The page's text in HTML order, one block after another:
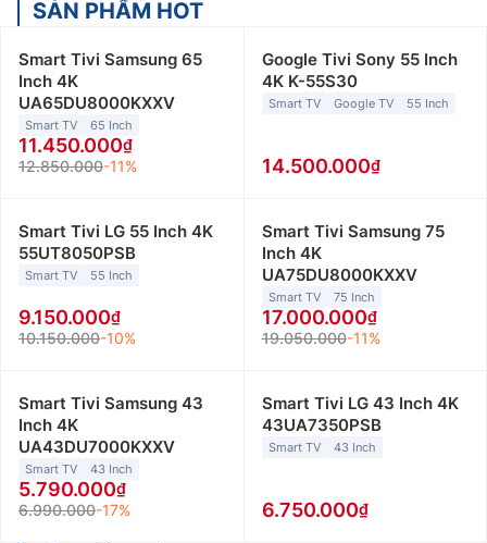
SẢN PHẨM HOT
Smart Tivi Samsung 65
Inch 4K
UA65DU8000KXXV
Smart TV 65 Inch
11.450.000
12.850.000-11%
Google Tivi Sony 55 Inch
4K K-55S30
Smart TV Google TV 55 Inch
14.500.000
Smart Tivi LG 55 Inch 4K
55UT8050PSB
Smart TV 55 Inch
9.150.000
10.150.000-10%
Smart Tivi Samsung 75
Inch 4K
UA75DU8000KXXV
Smart TV 75 Inch
17.000.000
19.050.000-11%
Smart Tivi Samsung 43
Inch 4K
UA43DU7000KXXV
Smart TV 43 Inch
5.790.000
6.990.000-17%
Smart Tivi LG 43 Inch 4K
43UA7350PSB
Smart TV 43 Inch
6.750.000